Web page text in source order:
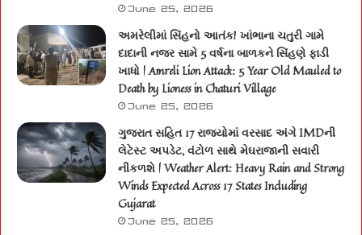
June 25, 2026
અમરેલીમાં સિંહનો આતંક! ખાંભાના ચતુરી ગામે
દાદાની નજર સામે 5 વર્ષના બાળકને સિંહણે ફાડી
ખાધો | Amreli Lion Attack: 5 Year Old Mauled to
Death by Lioness in Chaturi Village
June 25, 2026
ગુજરાત સહિત 17 રાજ્યોમાં વરસાદ અંગે IMDની
લેટેસ્ટ અપડેટ, વંટોળ સાથે મેઘરાજાની સવારી
નીકળશે | Weather Alert: Heavy Rain and Strong
Winds Expected Across 17 States Including
Gujarat
June 25, 2026